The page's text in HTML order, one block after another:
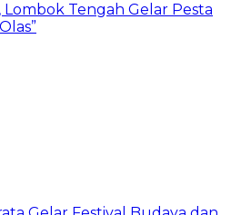
Lombok Tengah Gelar Pesta